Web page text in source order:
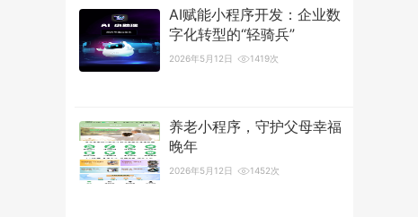
AI赋能小程序开发：企业数
字化转型的“轻骑兵”
2026年5月12日 1419次
养老小程序，守护父母幸福
晚年
2026年5月12日 1452次